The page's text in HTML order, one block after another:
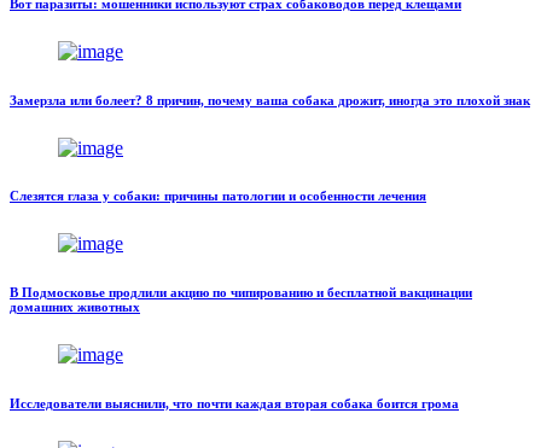
Вот паразиты: мошенники используют страх собаководов перед клещами
Замерзла или болеет? 8 причин, почему ваша собака дрожит, иногда это плохой знак
Слезятся глаза у собаки: причины патологии и особенности лечения
В Подмосковье продлили акцию по чипированию и бесплатной вакцинации
домашних животных
Исследователи выяснили, что почти каждая вторая собака боится грома